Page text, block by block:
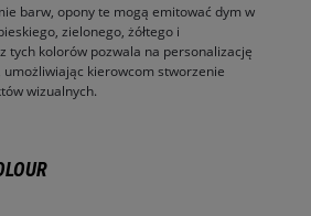
barw, opony te mogą emitować dym w
zielonego, żółtego i
tych kolorów pozwala na personalizację
kierowcom stworzenie
wizualnych.